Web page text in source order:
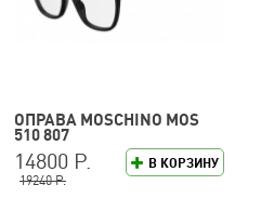
ОПРАВА MOSCHINO MOS
510 807
В КОРЗИНУ
14800 Р.
19240 Р.